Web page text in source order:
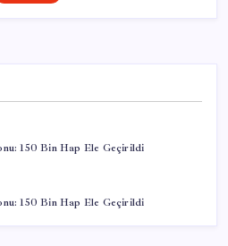
150 Bin Hap Ele Geçirildi
150 Bin Hap Ele Geçirildi